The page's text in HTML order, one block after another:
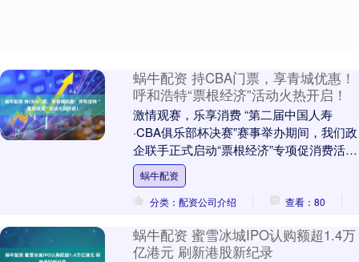
蜗牛配资 持CBA门票，享青城优惠！
呼和浩特“票根经济”活动火热开启！
激情观赛，乐享消费 “第二届中国人寿
·CBA俱乐部杯决赛”赛事举办期间，我们政
企联手正式启动“票根经济”专项促消费活
动。广大球迷朋友只需手持CBA赛事门
票，即可....
蜗牛配资
分类：配资公司介绍
查看：80
蜗牛配资 蜜雪冰城IPO认购额超1.4万
亿港元 刷新港股新纪录